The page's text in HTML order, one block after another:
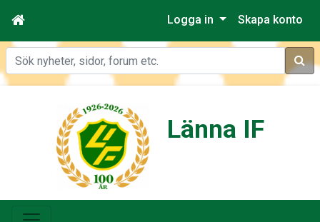
Logga in Skapa konto
Sök
Länna IF